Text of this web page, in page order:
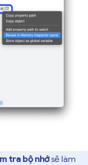
tra bộ nhớsẽ làm